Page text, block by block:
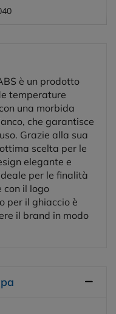
è un prodotto
temperature
una morbida
che garantisce
Grazie alla sua
scelta per le
elegante e
per le finalità
con il logo
per il ghiaccio è
il brand in modo